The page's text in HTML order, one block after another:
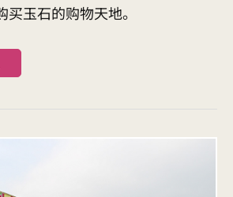
玉石的购物天地。